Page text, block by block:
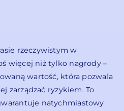
rzeczywistym w
więcej niż tylko nagrody –
wartość, która pozwala
zarządzać ryzykiem. To
natychmiastowy